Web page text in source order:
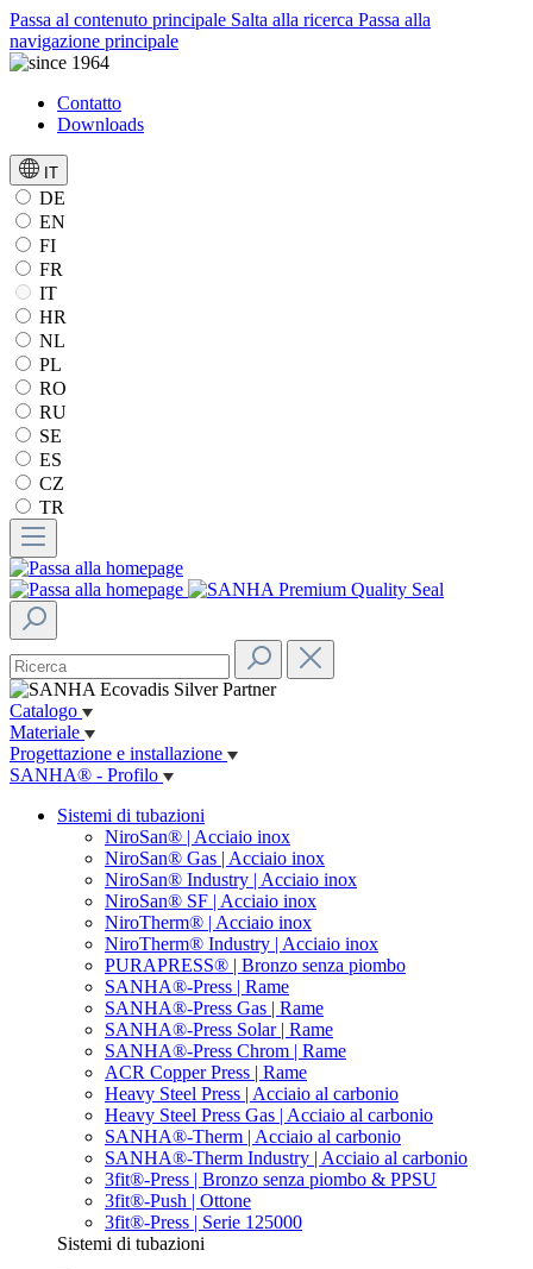
Passa al contenuto principale Salta alla ricerca Passa alla
navigazione principale
Contatto
Downloads
IT
DE
EN
FI
FR
IT
HR
NL
PL
RO
RU
SE
ES
CZ
TR
Catalogo
Materiale
Progettazione e installazione
SANHA® - Profilo
Sistemi di tubazioni
NiroSan® | Acciaio inox
NiroSan® Gas | Acciaio inox
NiroSan® Industry | Acciaio inox
NiroSan® SF | Acciaio inox
NiroTherm® | Acciaio inox
NiroTherm® Industry | Acciaio inox
PURAPRESS® | Bronzo senza piombo
SANHA®-Press | Rame
SANHA®-Press Gas | Rame
SANHA®-Press Solar | Rame
SANHA®-Press Chrom | Rame
ACR Copper Press | Rame
Heavy Steel Press | Acciaio al carbonio
Heavy Steel Press Gas | Acciaio al carbonio
SANHA®-Therm | Acciaio al carbonio
SANHA®-Therm Industry | Acciaio al carbonio
3fit®-Press | Bronzo senza piombo & PPSU
3fit®-Push | Ottone
3fit®-Press | Serie 125000
Sistemi di tubazioni